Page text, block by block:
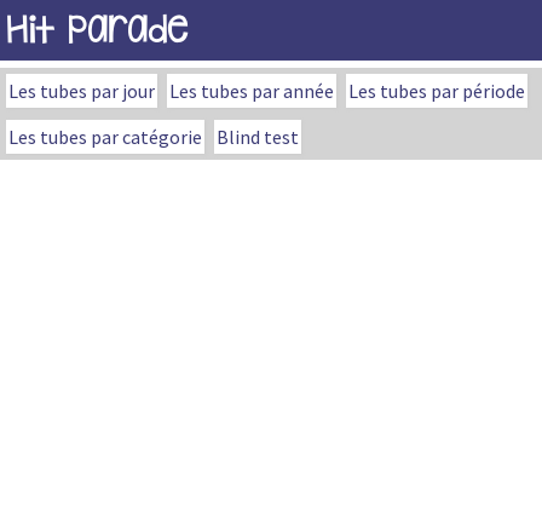
Hit Parade
Les tubes par jour Les tubes par année
Les tubes par période
Les tubes par catégorie
Blind test